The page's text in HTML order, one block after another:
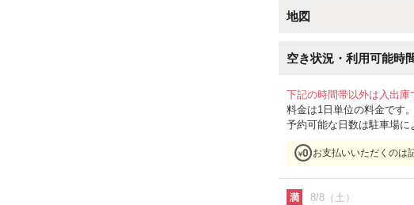
地図
空き状況・利用可能時
下記の時間帯以外は入出庫
料金は1日単位の料金です。
予約可能な日数は駐車場に
お支払いいただくのは
8/8（土）